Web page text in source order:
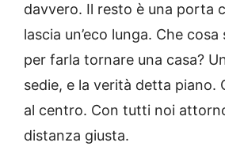
davvero. Il resto è una porta
lascia un’eco lunga. Che
per farla tornare una casa?
sedie, e la verità detta piano.
al centro. Con tutti noi
distanza giusta.